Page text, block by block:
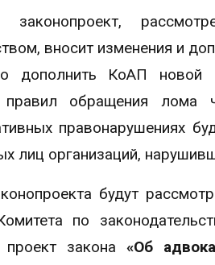
вносит изменения и
дополнить КоАП новой
правил обращения лома
правонарушениях
лиц организаций,
будут
по
закона «Об